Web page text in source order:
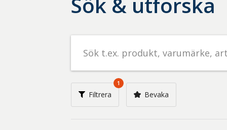
Sök
livsmedel
på
t.ex.
produkt,
varumärke,
Filtrera
1
Bevaka